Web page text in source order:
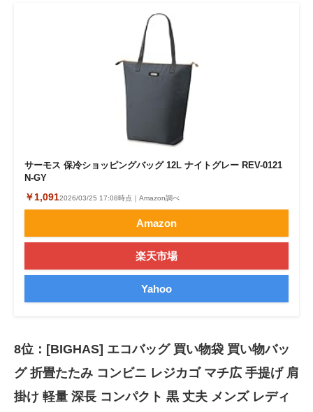
サーモス 保冷ショッピングバッグ 12L ナイトグレー REV-0121
N-GY
￥1,0912026/03/25 17:08時点｜Amazon調べ
Amazon
楽天市場
Yahoo
8位：[BIGHAS] エコバッグ 買い物袋 買い物バッ
グ 折畳たたみ コンビニ レジカゴ マチ広 手提げ 肩
掛け 軽量 深長 コンパクト 黒 丈夫 メンズ レディ